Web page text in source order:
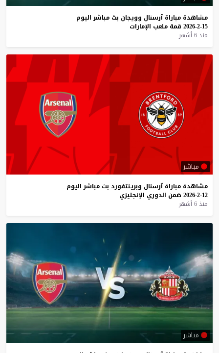
مشاهدة مباراة آرسنال وويجان بث مباشر اليوم
15-2-2026
قمة ملعب الإمارات
منذ 6 أشهر
مباشر
مشاهدة مباراة آرسنال وبرينتفورد بث مباشر اليوم
12-2-2026
ضمن الدوري الإنجليزي
منذ 6 أشهر
مباشر